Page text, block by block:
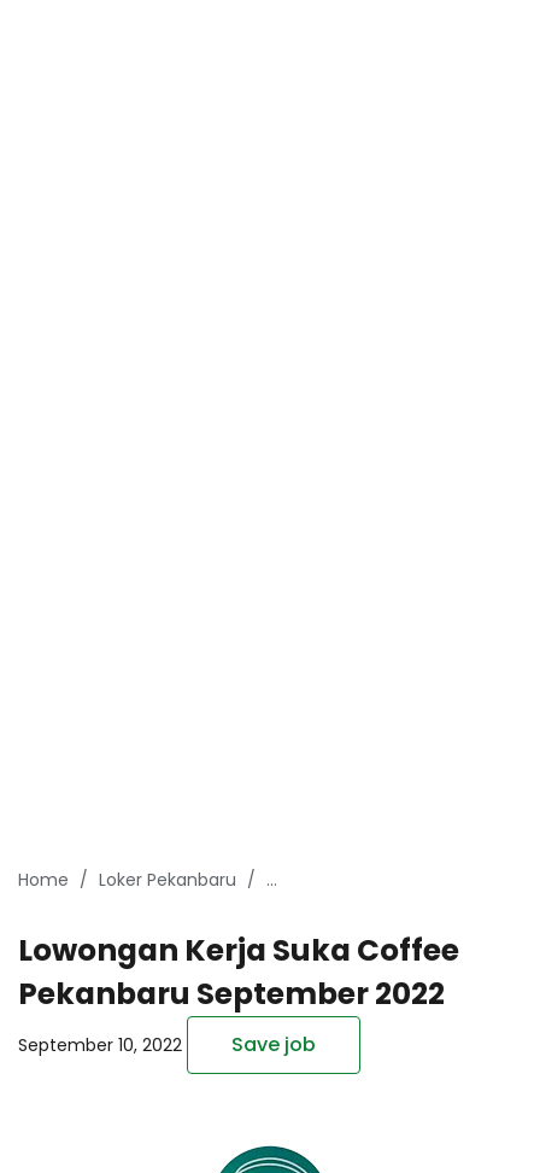
Home Loker Pekanbaru Lowongan Kerja Pekanbaru
Lowongan Kerja Suka Coffee
Pekanbaru September 2022
September 10, 2022 Save job